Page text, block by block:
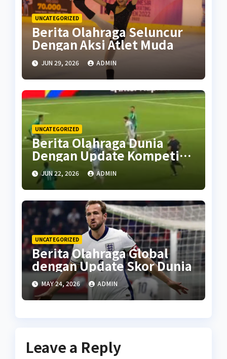
UNCATEGORIZED
Berita Olahraga Seluncur
Dengan Aksi Atlet Muda
JUN 29, 2026 ADMIN
UNCATEGORIZED
Berita Olahraga Dunia
Dengan Update Kompetisi
Terbaru
JUN 22, 2026 ADMIN
UNCATEGORIZED
Berita Olahraga Global
dengan Update Skor Dunia
MAY 24, 2026 ADMIN
Leave a Reply